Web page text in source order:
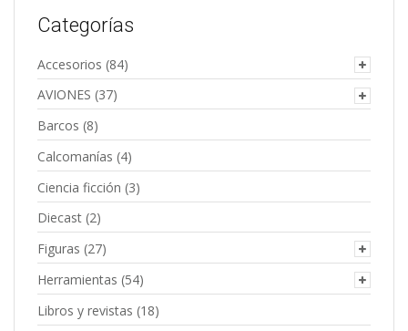
Categorías
Accesorios (84)
AVIONES (37)
Barcos (8)
Calcomanías (4)
Ciencia ficción (3)
Diecast (2)
Figuras (27)
Herramientas (54)
Libros y revistas (18)